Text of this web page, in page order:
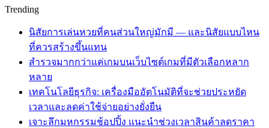
Trending
นิสัยการเล่นหวยที่คนส่วนใหญ่มักมี — และนิสัยแบบไหน
ที่ควรสร้างขึ้นแทน
สำรวจมากกว่าแค่เกมบนเว็บไซต์เกมที่มีตัวเลือกหลาก
หลาย
เทคโนโลยีธุรกิจ: เครื่องมืออัตโนมัติที่จะช่วยประหยัด
เวลาและลดค่าใช้จ่ายอย่างยั่งยืน
เจาะลึกมหกรรมช้อปปิ้ง แนะนำช่วงเวลาสินค้าลดราคา